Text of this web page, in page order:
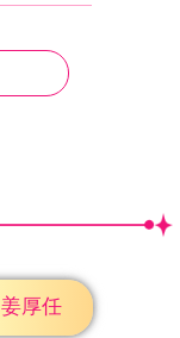
姜厚任